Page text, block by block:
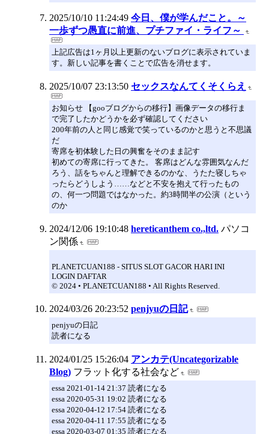
2025/10/10 11:24:49 今日、僕が学んだこと。～
一歩ずつ愚直に前進、プチファイ・ライフ～
上記広告は1ヶ月以上更新のないブログに表示されていま
す。新しい記事を書くことで広告を消せます。
2025/10/07 23:13:50 セックスなんてくそくらえ
お知らせ 【gooブログからの移行】画像データの移行ま
で完了したかどうかを必ず確認してください
200年前の人と同じ感覚で笑っているのかと思うと不思議
だ
寄席を初体験した日の興奮をそのまま記す
初めての寄席に行ってきた。 客席はどんな雰囲気なんだ
ろう、話をちゃんと理解できるのかな、うたた寝しちゃ
ったらどうしよう……などと不安を抱えて行ったもの
の、何一つ問題ではなかった。約3時間半の公演（という
のか
2024/12/06 19:10:48 hereticanthem co.,ltd. パソコ
ン関係
PLANETCUAN188 - SITUS SLOT GACOR HARI INI
LOGIN DAFTAR
© 2024 • PLANETCUAN188 • All Rights Reserved.
2024/03/26 20:23:52 penjyuの日記
penjyuの日記
読者になる
2024/01/25 15:26:04 アンカテ(Uncategorizable
Blog) フラット化する社会など
essa 2021-01-14 21:37 読者になる
essa 2020-05-31 19:02 読者になる
essa 2020-04-12 17:54 読者になる
essa 2020-04-11 17:55 読者になる
essa 2020-03-07 01:35 読者になる